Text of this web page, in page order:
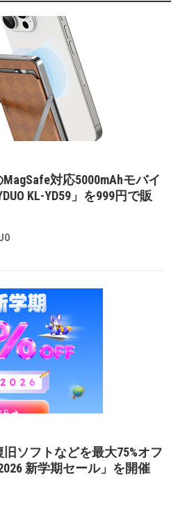
MagSafe対応5000mAhモバイ
KL-YD59」を999円で販
旧ソフトなどを最大75%オフ
新学期セール」を開催